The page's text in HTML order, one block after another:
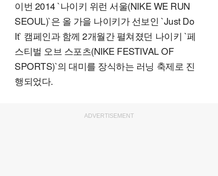
이번 2014 `나이키 위런 서울(NIKE WE RUN
SEOUL)`은 올 가을 나이키가 선보인 `Just Do
It` 캠페인과 함께 2개월간 펼쳐졌던 나이키 `페
스티벌 오브 스포츠(NIKE FESTIVAL OF
SPORTS)`의 대미를 장식하는 러닝 축제로 진
행되었다.
ADVERTISEMENT